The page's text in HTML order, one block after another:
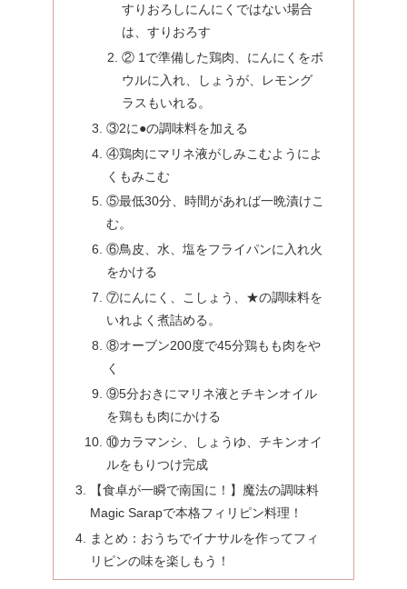
すりおろしにんにくではない場合
は、すりおろす
② 1で準備した鶏肉、にんにくをボ
ウルに入れ、しょうが、レモング
ラスもいれる。
③2に●の調味料を加える
④鶏肉にマリネ液がしみこむようによ
くもみこむ
⑤最低30分、時間があれば一晩漬けこ
む。
⑥鳥皮、水、塩をフライパンに入れ火
をかける
⑦にんにく、こしょう、★の調味料を
いれよく煮詰める。
⑧オーブン200度で45分鶏もも肉をや
く
⑨5分おきにマリネ液とチキンオイル
を鶏もも肉にかける
⑩カラマンシ、しょうゆ、チキンオイ
ルをもりつけ完成
【食卓が一瞬で南国に！】魔法の調味料
Magic Sarapで本格フィリピン料理！
まとめ：おうちでイナサルを作ってフィ
リピンの味を楽しもう！